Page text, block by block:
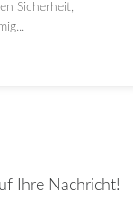
Sicherheit,
Ihre Nachricht!